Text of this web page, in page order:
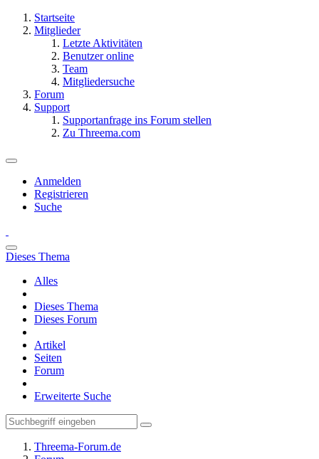
Startseite
Mitglieder
Letzte Aktivitäten
Benutzer online
Team
Mitgliedersuche
Forum
Support
Supportanfrage ins Forum stellen
Zu Threema.com
Anmelden
Registrieren
Suche
Dieses Thema
Alles
Dieses Thema
Dieses Forum
Artikel
Seiten
Forum
Erweiterte Suche
Threema-Forum.de